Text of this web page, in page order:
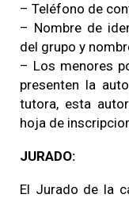
– Teléfono de
– Nombre de
del grupo y
– Los menores
presenten la
tutora, esta
hoja de
JURADO:
El Jurado de la